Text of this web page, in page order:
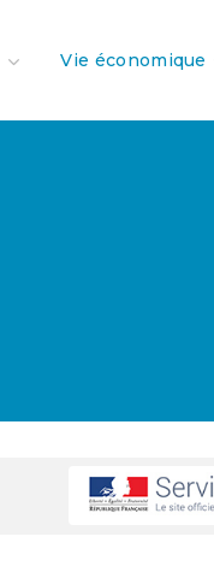
Vie économique